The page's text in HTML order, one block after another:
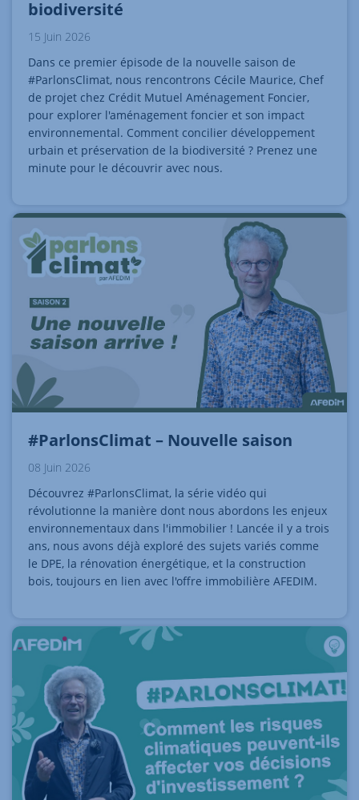
biodiversité
15 Juin 2026
Dans ce premier épisode de la nouvelle saison de
#ParlonsClimat, nous rencontrons Cécile Maurice, Chef
de projet chez Crédit Mutuel Aménagement Foncier,
pour explorer l'aménagement foncier et son impact
environnemental. Comment concilier développement
urbain et préservation de la biodiversité ? Prenez une
minute pour le découvrir avec nous.
#ParlonsClimat – Nouvelle saison
08 Juin 2026
Découvrez #ParlonsClimat, la série vidéo qui
révolutionne la manière dont nous abordons les enjeux
environnementaux dans l'immobilier ! Lancée il y a trois
ans, nous avons déjà exploré des sujets variés comme
le DPE, la rénovation énergétique, et la construction
bois, toujours en lien avec l'offre immobilière AFEDIM.